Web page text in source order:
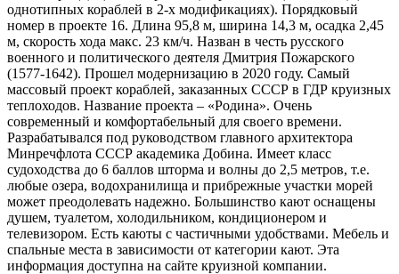
однотипных кораблей в 2-х модификациях). Порядковый
номер в проекте 16. Длина 95,8 м, ширина 14,3 м, осадка 2,45
м, скорость хода макс. 23 км/ч. Назван в честь русского
военного и политического деятеля Дмитрия Пожарского
(1577-1642). Прошел модернизацию в 2020 году. Самый
массовый проект кораблей, заказанных СССР в ГДР круизных
теплоходов. Название проекта – «Родина». Очень
современный и комфортабельный для своего времени.
Разрабатывался под руководством главного архитектора
Минречфлота СССР академика Добина. Имеет класс
судоходства до 6 баллов шторма и волны до 2,5 метров, т.е.
любые озера, водохранилища и прибрежные участки морей
может преодолевать надежно. Большинство кают оснащены
душем, туалетом, холодильником, кондиционером и
телевизором. Есть каюты с частичными удобствами. Мебель и
спальные места в зависимости от категории кают. Эта
информация доступна на сайте круизной компании.